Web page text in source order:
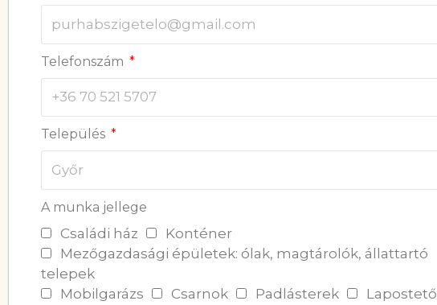
Telefonszám
Település
A munka jellege
Családi ház
Konténer
Mezőgazdasági épületek: ólak, magtárolók, állattartó
telepek
Mobilgarázs
Csarnok Padlásterek
Lapostető